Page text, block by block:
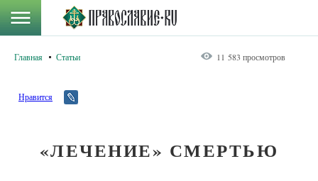
Главная Статьи 11 583 просмотров
Нравится
«ЛЕЧЕНИЕ» СМЕРТЬЮ